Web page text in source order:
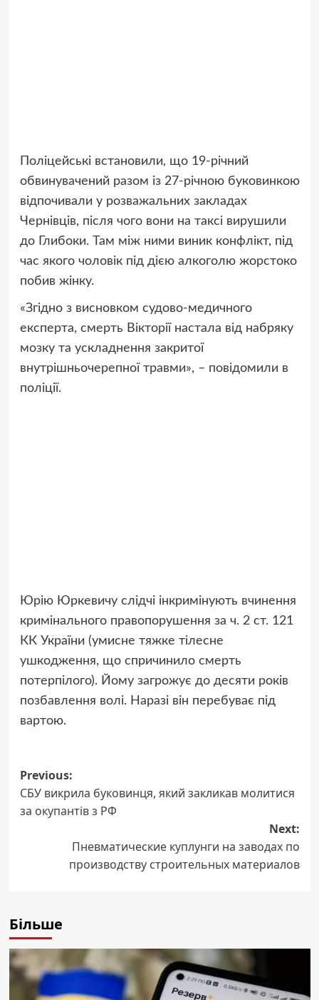
Поліцейські встановили, що 19-річний
обвинувачений разом із 27-річною буковинкою
відпочивали у розважальних закладах
Чернівців, після чого вони на таксі вирушили
до Глибоки. Там між ними виник конфлікт, під
час якого чоловік під дією алкоголю жорстоко
побив жінку.
«Згідно з висновком судово-медичного
експерта, смерть Вікторії настала від набряку
мозку та ускладнення закритої
внутрішньочерепної травми», – повідомили в
поліції.
Юрію Юркевичу слідчі інкримінують вчинення
кримінального правопорушення за ч. 2 ст. 121
КК України (умисне тяжке тілесне
ушкодження, що спричинило смерть
потерпілого). Йому загрожує до десяти років
позбавлення волі. Наразі він перебуває під
вартою.
Post
navigation
Previous:
СБУ викрила буковинця, який закликав молитися
за окупантів з РФ
Next:
Пневматические куплунги на заводах по
производству строительных материалов
Більше